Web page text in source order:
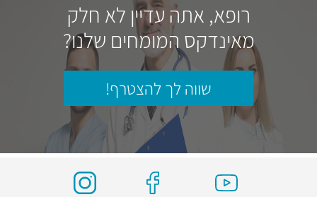
רופא, אתה עדיין לא חלק
מאינדקס המומחים שלנו?
שווה לך להצטרף!